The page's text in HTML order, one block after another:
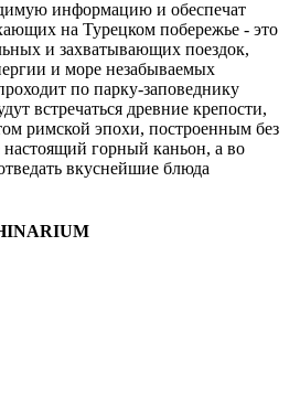
информацию и обеспечат
на Турецком побережье - это
и захватывающих поездок,
и море незабываемых
по парку-заповеднику
встречаться древние крепости,
римской эпохи, построенным без
настоящий горный каньон, а во
вкуснейшие блюда